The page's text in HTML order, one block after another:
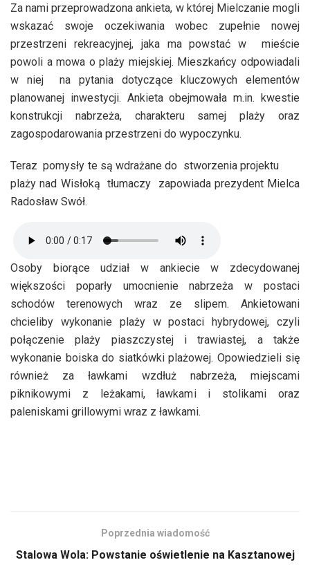
Za nami przeprowadzona ankieta, w której Mielczanie mogli
wskazać swoje oczekiwania wobec zupełnie nowej
przestrzeni rekreacyjnej, jaka ma powstać w mieście
powoli a mowa o plaży miejskiej. Mieszkańcy odpowiadali
w niej na pytania dotyczące kluczowych elementów
planowanej inwestycji. Ankieta obejmowała m.in. kwestie
konstrukcji nabrzeża, charakteru samej plaży oraz
zagospodarowania przestrzeni do wypoczynku.
Teraz pomysły te są wdrażane do stworzenia projektu
plaży nad Wisłoką tłumaczy zapowiada prezydent Mielca
Radosław Swół.
Osoby biorące udział w ankiecie w zdecydowanej
większości poparły umocnienie nabrzeża w postaci
schodów terenowych wraz ze slipem. Ankietowani
chcieliby wykonanie plaży w postaci hybrydowej, czyli
połączenie plaży piaszczystej i trawiastej, a także
wykonanie boiska do siatkówki plażowej. Opowiedzieli się
również za ławkami wzdłuż nabrzeża, miejscami
piknikowymi z leżakami, ławkami i stolikami oraz
paleniskami grillowymi wraz z ławkami.
Poprzednia wiadomość
Stalowa Wola: Powstanie oświetlenie na Kasztanowej